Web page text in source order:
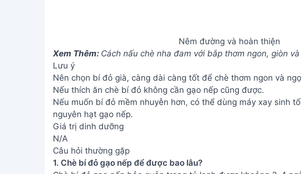
Bạn có thể thêm một chút đường phèn hoặc đường mía tùy
điều chỉnh lượng đường cho phù hợp.
3. Gạo nếp không nở hoặc bị nhão thì sao?
Có thể do lửa quá to hoặc quá nhỏ khi nấu. Nên nấu lửa vừa
nước cũng ảnh hưởng, nên tham khảo tỉ lệ nước phù hợp trong
Vậy là bạn đã hoàn thành món chè bí đỏ gạo nếp thơm ngon,
gia đình thưởng thức món chè hấp dẫn này trong những ngày
thành công và ngon miệng!